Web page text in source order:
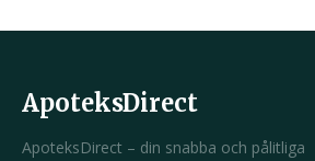
ApoteksDirect
ApoteksDirect – din snabba och pålitliga